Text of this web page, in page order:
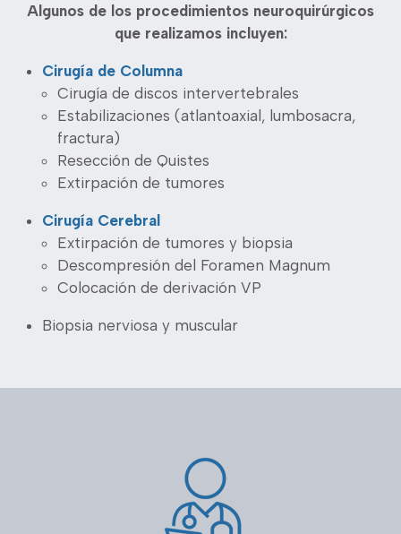
Algunos de los procedimientos neuroquirúrgicos
que realizamos incluyen:
Cirugía de Columna
Cirugía de discos intervertebrales
Estabilizaciones (atlantoaxial, lumbosacra,
fractura)
Resección de Quistes
Extirpación de tumores
Cirugía Cerebral
Extirpación de tumores y biopsia
Descompresión del Foramen Magnum
Colocación de derivación VP
Biopsia nerviosa y muscular